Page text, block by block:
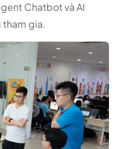
Chatbot và AI
gia.